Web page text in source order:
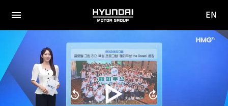
전체
메뉴
HYUNDAI
MOTOR
GROUP
사이
EN